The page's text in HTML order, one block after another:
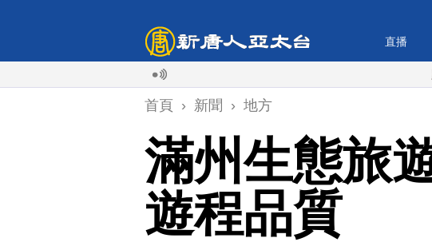
直播
颱風
首頁 › 新聞 › 地方
滿州生態旅
遊程品質